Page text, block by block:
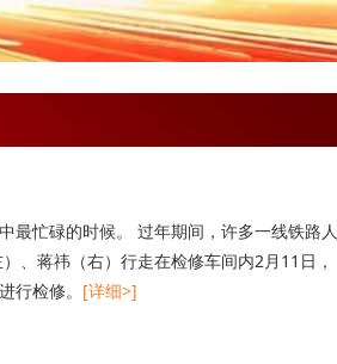
最忙碌的时候。 过年期间，许多一线铁路人
、蒋祎（右）行走在检修车间内2月11日，
行检修。 [详细>]